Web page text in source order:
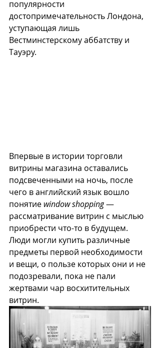
популярности
достопримечательность Лондона,
уступающая лишь
Вестминстерскому аббатству и
Тауэру.
Впервые в истории торговли
витрины магазина оставались
подсвеченными на ночь, после
чего в английский язык вошло
понятие window shopping —
рассматривание витрин с мыслью
приобрести что-то в будущем.
Люди могли купить различные
предметы первой необходимости
и вещи, о пользе которых они и не
подозревали, пока не пали
жертвами чар восхитительных
витрин.